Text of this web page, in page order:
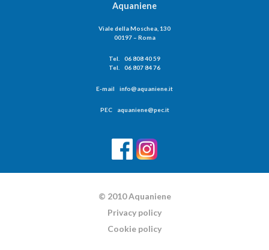
Aquaniene
Viale della Moschea, 130
00197 – Roma
Tel. 06 808 40 59
Tel. 06 807 84 76
E-mail info@aquaniene.it
PEC aquaniene@pec.it
© 2010 Aquaniene
Privacy policy
Cookie policy